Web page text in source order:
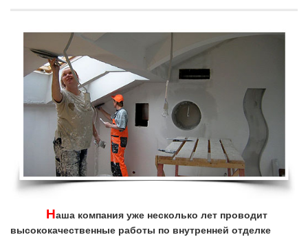
Наша компания уже несколько лет проводит
высококачественные работы по внутренней отделке